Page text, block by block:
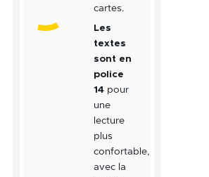
cartes.
Les
textes
sont en
police
14 pour
une
lecture
plus
confortable,
avec la